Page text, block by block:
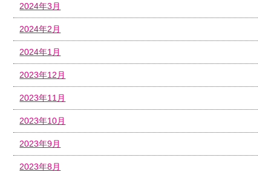
2024年3月
2024年2月
2024年1月
2023年12月
2023年11月
2023年10月
2023年9月
2023年8月